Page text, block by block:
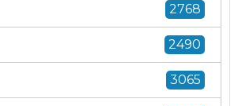
2768
2490
3065